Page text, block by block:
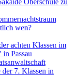
Oberschule zu
wen?
achten Klassen im
Passau
der 7. Klassen in